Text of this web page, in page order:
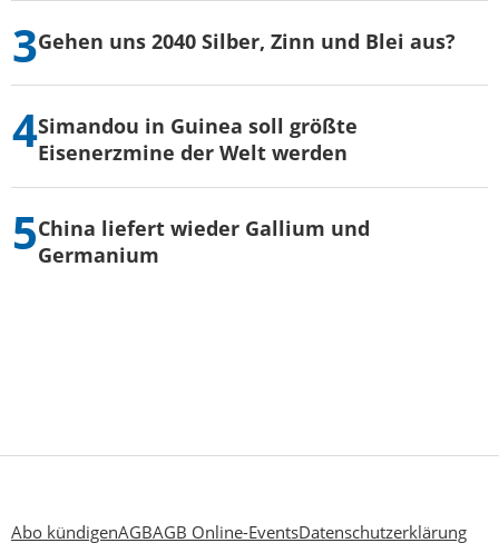
Gehen uns 2040 Silber, Zinn und Blei aus?
Simandou in Guinea soll größte
Eisenerzmine der Welt werden
China liefert wieder Gallium und
Germanium
Abo kündigenAGBAGB Online-EventsDatenschutzerklärung